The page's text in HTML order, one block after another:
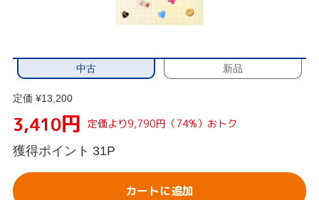
中古 新品
定価 ¥13,200
3,410円 定価より9,790円（74%）おトク
獲得ポイント 31P
カートに追加